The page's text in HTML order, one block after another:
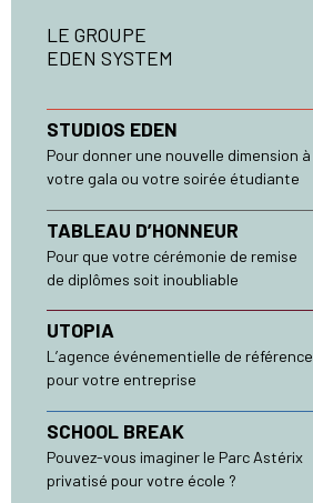
LE GROUPE
EDEN SYSTEM
STUDIOS EDEN
Pour donner une nouvelle dimension à
votre gala ou votre soirée étudiante
TABLEAU D’HONNEUR
Pour que votre cérémonie de remise
de diplômes soit inoubliable
UTOPIA
L’agence événementielle de référence
pour votre entreprise
SCHOOL BREAK
Pouvez-vous imaginer le Parc Astérix
privatisé pour votre école ?